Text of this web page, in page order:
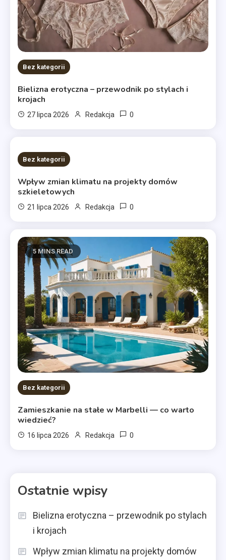
Bez kategorii
Bielizna erotyczna – przewodnik po stylach i
krojach
27 lipca 2026 Redakcja 0
9 MINS READ
Bez kategorii
Wpływ zmian klimatu na projekty domów
szkieletowych
21 lipca 2026 Redakcja 0
5 MINS READ
Bez kategorii
Zamieszkanie na stałe w Marbelli — co warto
wiedzieć?
16 lipca 2026 Redakcja 0
Ostatnie wpisy
Bielizna erotyczna – przewodnik po stylach
i krojach
Wpływ zmian klimatu na projekty domów